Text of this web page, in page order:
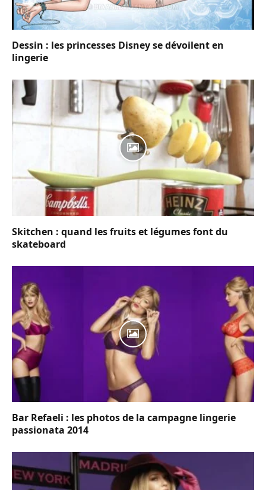
Dessin : les princesses Disney se dévoilent en
lingerie
Skitchen : quand les fruits et légumes font du
skateboard
Bar Refaeli : les photos de la campagne lingerie
passionata 2014